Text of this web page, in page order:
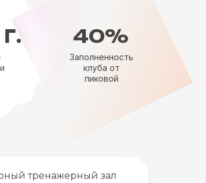
40%
Заполненность
клуба от
пиковой
тренажерный зал